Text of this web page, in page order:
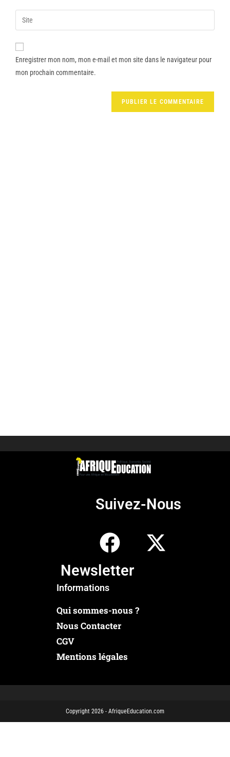
Enregistrer mon nom, mon e-mail et mon site dans le navigateur pour
mon prochain commentaire.
Suivez-Nous
Newsletter
Informations
Qui sommes-nous ?
Nous Contacter
CGV
Mentions légales
Copyright 2026 - AfriqueEducation.com